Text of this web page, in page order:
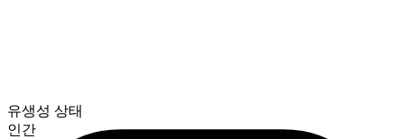
유생성 상태
인간